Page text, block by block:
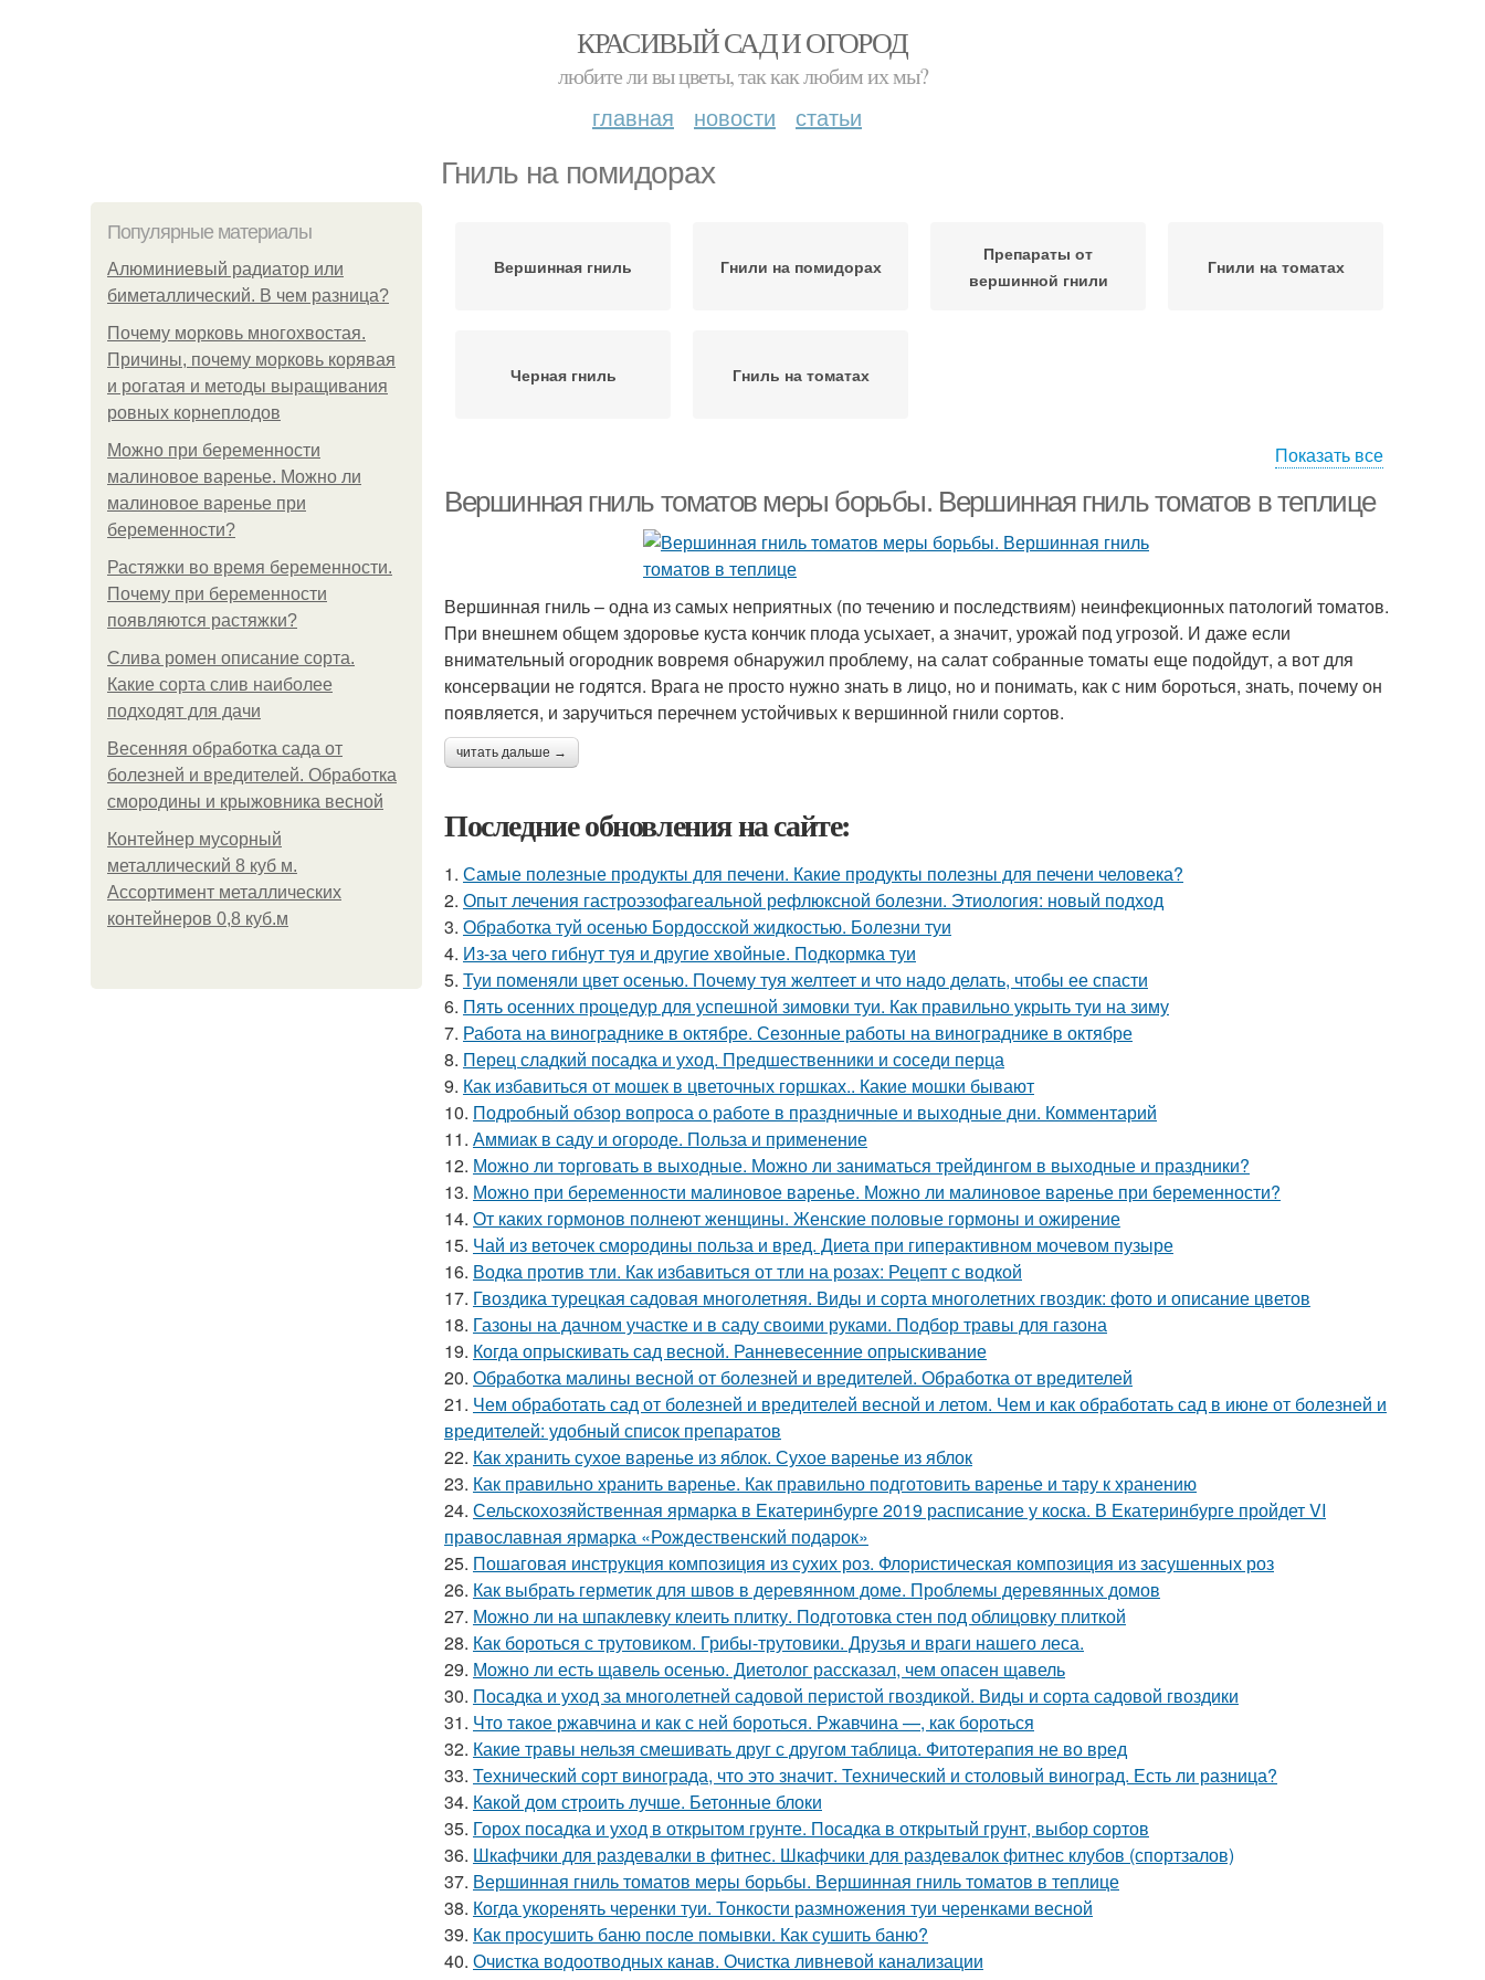
КРАСИВЫЙ САД И ОГОРОД
любите ли вы цветы, так как любим их мы?
главная новости статьи
Гниль на помидорах
Популярные материалы
Алюминиевый радиатор или
биметаллический. В чем разница?
Почему морковь многохвостая.
Причины, почему морковь корявая
и рогатая и методы выращивания
ровных корнеплодов
Можно при беременности
малиновое варенье. Можно ли
малиновое варенье при
беременности?
Растяжки во время беременности.
Почему при беременности
появляются растяжки?
Слива ромен описание сорта.
Какие сорта слив наиболее
подходят для дачи
Весенняя обработка сада от
болезней и вредителей. Обработка
смородины и крыжовника весной
Контейнер мусорный
металлический 8 куб м.
Ассортимент металлических
контейнеров 0,8 куб.м
Вершинная гниль Гнили на помидорах
Препараты от
вершинной гнили
Гнили на томатах
Черная гниль Гниль на томатах
Показать все
Вершинная гниль томатов меры борьбы. Вершинная гниль томатов в теплице
Вершинная гниль – одна из самых неприятных (по течению и последствиям) неинфекционных патологий томатов.
При внешнем общем здоровье куста кончик плода усыхает, а значит, урожай под угрозой. И даже если
внимательный огородник вовремя обнаружил проблему, на салат собранные томаты еще подойдут, а вот для
консервации не годятся. Врага не просто нужно знать в лицо, но и понимать, как с ним бороться, знать, почему он
появляется, и заручиться перечнем устойчивых к вершинной гнили сортов.
читать дальше →
Последние обновления на сайте:
1. Самые полезные продукты для печени. Какие продукты полезны для печени человека?
2. Опыт лечения гастроэзофагеальной рефлюксной болезни. Этиология: новый подход
3. Обработка туй осенью Бордосской жидкостью. Болезни туи
4. Из-за чего гибнут туя и другие хвойные. Подкормка туи
5. Туи поменяли цвет осенью. Почему туя желтеет и что надо делать, чтобы ее спасти
6. Пять осенних процедур для успешной зимовки туи. Как правильно укрыть туи на зиму
7. Работа на винограднике в октябре. Сезонные работы на винограднике в октябре
8. Перец сладкий посадка и уход. Предшественники и соседи перца
9. Как избавиться от мошек в цветочных горшках.. Какие мошки бывают
10. Подробный обзор вопроса о работе в праздничные и выходные дни. Комментарий
11. Аммиак в саду и огороде. Польза и применение
12. Можно ли торговать в выходные. Можно ли заниматься трейдингом в выходные и праздники?
13. Можно при беременности малиновое варенье. Можно ли малиновое варенье при беременности?
14. От каких гормонов полнеют женщины. Женские половые гормоны и ожирение
15. Чай из веточек смородины польза и вред. Диета при гиперактивном мочевом пузыре
16. Водка против тли. Как избавиться от тли на розах: Рецепт с водкой
17. Гвоздика турецкая садовая многолетняя. Виды и сорта многолетних гвоздик: фото и описание цветов
18. Газоны на дачном участке и в саду своими руками. Подбор травы для газона
19. Когда опрыскивать сад весной. Ранневесенние опрыскивание
20. Обработка малины весной от болезней и вредителей. Обработка от вредителей
21. Чем обработать сад от болезней и вредителей весной и летом. Чем и как обработать сад в июне от болезней и
вредителей: удобный список препаратов
22. Как хранить сухое варенье из яблок. Сухое варенье из яблок
23. Как правильно хранить варенье. Как правильно подготовить варенье и тару к хранению
24. Сельскохозяйственная ярмарка в Екатеринбурге 2019 расписание у коска. В Екатеринбурге пройдет VI
православная ярмарка «Рождественский подарок»
25. Пошаговая инструкция композиция из сухих роз. Флористическая композиция из засушенных роз
26. Как выбрать герметик для швов в деревянном доме. Проблемы деревянных домов
27. Можно ли на шпаклевку клеить плитку. Подготовка стен под облицовку плиткой
28. Как бороться с трутовиком. Грибы-трутовики. Друзья и враги нашего леса.
29. Можно ли есть щавель осенью. Диетолог рассказал, чем опасен щавель
30. Посадка и уход за многолетней садовой перистой гвоздикой. Виды и сорта садовой гвоздики
31. Что такое ржавчина и как с ней бороться. Ржавчина —, как бороться
32. Какие травы нельзя смешивать друг с другом таблица. Фитотерапия не во вред
33. Технический сорт винограда, что это значит. Технический и столовый виноград. Есть ли разница?
34. Какой дом строить лучше. Бетонные блоки
35. Горох посадка и уход в открытом грунте. Посадка в открытый грунт, выбор сортов
36. Шкафчики для раздевалки в фитнес. Шкафчики для раздевалок фитнес клубов (спортзалов)
37. Вершинная гниль томатов меры борьбы. Вершинная гниль томатов в теплице
38. Когда укоренять черенки туи. Тонкости размножения туи черенками весной
39. Как просушить баню после помывки. Как сушить баню?
40. Очистка водоотводных канав. Очистка ливневой канализации